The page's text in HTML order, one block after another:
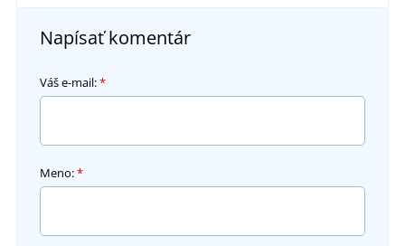
Napísať komentár
Váš e-mail:*
Meno:*